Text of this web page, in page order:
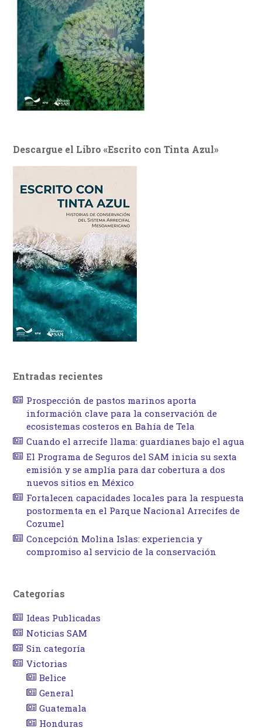
Descargue el Libro «Escrito con Tinta Azul»
Entradas recientes
Prospección de pastos marinos aporta
información clave para la conservación de
ecosistemas costeros en Bahía de Tela
Cuando el arrecife llama: guardianes bajo el agua
El Programa de Seguros del SAM inicia su sexta
emisión y se amplía para dar cobertura a dos
nuevos sitios en México
Fortalecen capacidades locales para la respuesta
postormenta en el Parque Nacional Arrecifes de
Cozumel
Concepción Molina Islas: experiencia y
compromiso al servicio de la conservación
Categorías
Ideas Publicadas
Noticias SAM
Sin categoría
Victorias
Belice
General
Guatemala
Honduras